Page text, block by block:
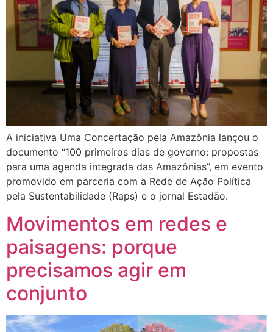
A iniciativa Uma Concertação pela Amazônia lançou o
documento “100 primeiros dias de governo: propostas
para uma agenda integrada das Amazônias”, em evento
promovido em parceria com a Rede de Ação Política
pela Sustentabilidade (Raps) e o jornal Estadão.
Movimentos em redes e
paisagens: porque
precisamos agir em
conjunto